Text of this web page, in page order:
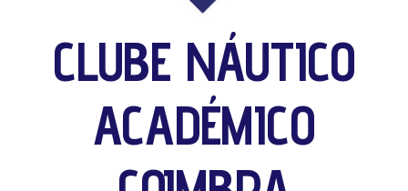
CLUBE NÁUTICO
ACADÉMICO